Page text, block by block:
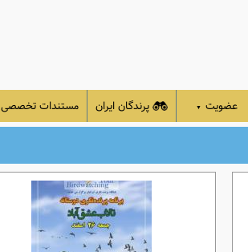
عضویت ▼ پرندگان ایران مستندات تخصصی